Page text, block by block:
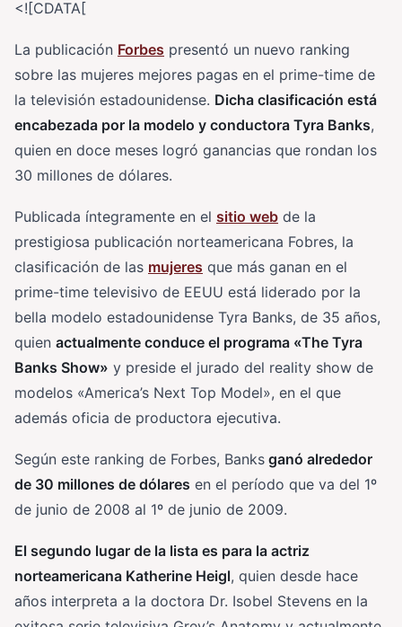
<![CDATA[
La publicación Forbes presentó un nuevo ranking
sobre las mujeres mejores pagas en el prime-time de
la televisión estadounidense. Dicha clasificación está
encabezada por la modelo y conductora Tyra Banks,
quien en doce meses logró ganancias que rondan los
30 millones de dólares.
Publicada íntegramente en el sitio web de la
prestigiosa publicación norteamericana Fobres, la
clasificación de las mujeres que más ganan en el
prime-time televisivo de EEUU está liderado por la
bella modelo estadounidense Tyra Banks, de 35 años,
quien actualmente conduce el programa «The Tyra
Banks Show» y preside el jurado del reality show de
modelos «America’s Next Top Model», en el que
además oficia de productora ejecutiva.
Según este ranking de Forbes, Banks ganó alrededor
de 30 millones de dólares en el período que va del 1º
de junio de 2008 al 1º de junio de 2009.
El segundo lugar de la lista es para la actriz
norteamericana Katherine Heigl, quien desde hace
años interpreta a la doctora Dr. Isobel Stevens en la